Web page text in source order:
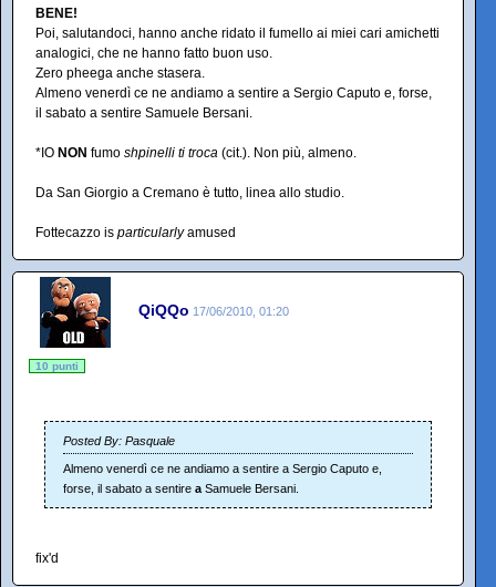
BENE!
Poi, salutandoci, hanno anche ridato il fumello ai miei cari amichetti
analogici, che ne hanno fatto buon uso.
Zero pheega anche stasera.
Almeno venerdì ce ne andiamo a sentire a Sergio Caputo e, forse,
il sabato a sentire Samuele Bersani.
*IO NON fumo shpinelli ti troca (cit.). Non più, almeno.
Da San Giorgio a Cremano è tutto, linea allo studio.
Fottecazzo is particularlyamused
QiQQo 17/06/2010, 01:20
10 punti
Posted By: Pasquale
Almeno venerdì ce ne andiamo a sentire a Sergio Caputo e,
forse, il sabato a sentire a Samuele Bersani.
fix'd